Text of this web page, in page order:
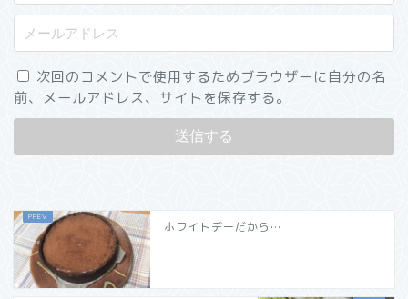
次回のコメントで使用するためブラウザーに自分の名
前、メールアドレス、サイトを保存する。
ホワイトデーだから…